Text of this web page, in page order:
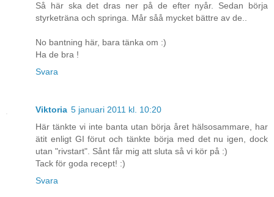
Så här ska det dras ner på de efter nyår. Sedan börja
styrketräna och springa. Mår såå mycket bättre av de..
No bantning här, bara tänka om :)
Ha de bra !
Svara
Viktoria 5 januari 2011 kl. 10:20
Här tänkte vi inte banta utan börja året hälsosammare, har
ätit enligt GI förut och tänkte börja med det nu igen, dock
utan "rivstart". Sånt får mig att sluta så vi kör på :)
Tack för goda recept! :)
Svara